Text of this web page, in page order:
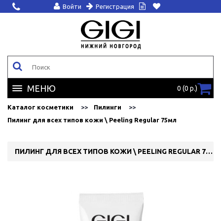
Войти Регистрация
МЕНЮ 0 (0 р.)
Каталог косметики
Пилинги
Пилинг для всех типов кожи \ Peeling Regular 75мл
ПИЛИНГ ДЛЯ ВСЕХ ТИПОВ КОЖИ \ PEELING REGULAR 75МЛ